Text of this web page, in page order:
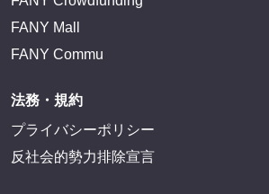
FANY Mall
FANY Commu
法務・規約
プライバシーポリシー
反社会的勢力排除宣言